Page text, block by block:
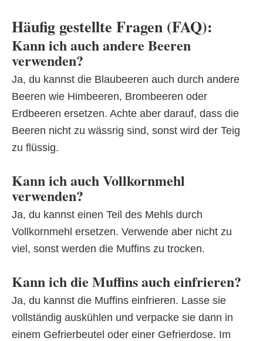
Häufig gestellte Fragen (FAQ):
Kann ich auch andere Beeren
verwenden?
Ja, du kannst die Blaubeeren auch durch andere
Beeren wie Himbeeren, Brombeeren oder
Erdbeeren ersetzen. Achte aber darauf, dass die
Beeren nicht zu wässrig sind, sonst wird der Teig
zu flüssig.
Kann ich auch Vollkornmehl
verwenden?
Ja, du kannst einen Teil des Mehls durch
Vollkornmehl ersetzen. Verwende aber nicht zu
viel, sonst werden die Muffins zu trocken.
Kann ich die Muffins auch einfrieren?
Ja, du kannst die Muffins einfrieren. Lasse sie
vollständig auskühlen und verpacke sie dann in
einem Gefrierbeutel oder einer Gefrierdose. Im